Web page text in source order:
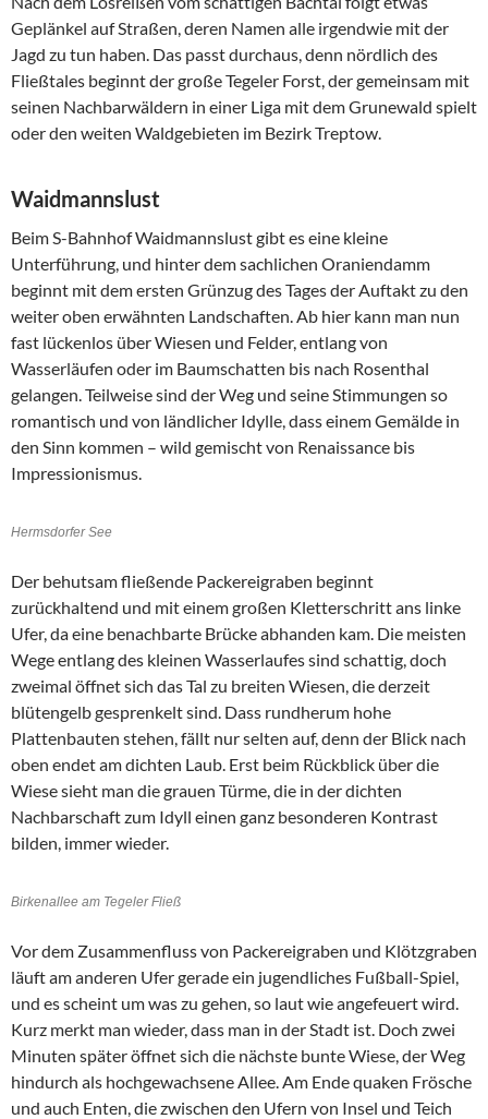
Geplänkel auf Straßen, deren Namen alle irgendwie mit der
Jagd zu tun haben. Das passt durchaus, denn nördlich des
Fließtales beginnt der große Tegeler Forst, der gemeinsam mit
seinen Nachbarwäldern in einer Liga mit dem Grunewald spielt
oder den weiten Waldgebieten im Bezirk Treptow.
Waidmannslust
Beim S-Bahnhof Waidmannslust gibt es eine kleine
Unterführung, und hinter dem sachlichen Oraniendamm
beginnt mit dem ersten Grünzug des Tages der Auftakt zu den
weiter oben erwähnten Landschaften. Ab hier kann man nun
fast lückenlos über Wiesen und Felder, entlang von
Wasserläufen oder im Baumschatten bis nach Rosenthal
gelangen. Teilweise sind der Weg und seine Stimmungen so
romantisch und von ländlicher Idylle, dass einem Gemälde in
den Sinn kommen – wild gemischt von Renaissance bis
Impressionismus.
Hermsdorfer See
Der behutsam fließende Packereigraben beginnt
zurückhaltend und mit einem großen Kletterschritt ans linke
Ufer, da eine benachbarte Brücke abhanden kam. Die meisten
Wege entlang des kleinen Wasserlaufes sind schattig, doch
zweimal öffnet sich das Tal zu breiten Wiesen, die derzeit
blütengelb gesprenkelt sind. Dass rundherum hohe
Plattenbauten stehen, fällt nur selten auf, denn der Blick nach
oben endet am dichten Laub. Erst beim Rückblick über die
Wiese sieht man die grauen Türme, die in der dichten
Nachbarschaft zum Idyll einen ganz besonderen Kontrast
bilden, immer wieder.
Birkenallee am Tegeler Fließ
Vor dem Zusammenfluss von Packereigraben und Klötzgraben
läuft am anderen Ufer gerade ein jugendliches Fußball-Spiel,
und es scheint um was zu gehen, so laut wie angefeuert wird.
Kurz merkt man wieder, dass man in der Stadt ist. Doch zwei
Minuten später öffnet sich die nächste bunte Wiese, der Weg
hindurch als hochgewachsene Allee. Am Ende quaken Frösche
und auch Enten, die zwischen den Ufern von Insel und Teich